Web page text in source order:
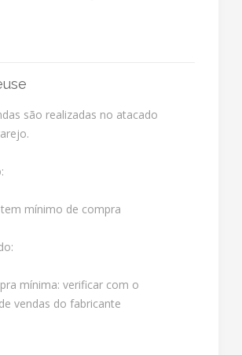
são realizadas no atacado
mínimo de compra
mínima: verificar com o
vendas do fabricante